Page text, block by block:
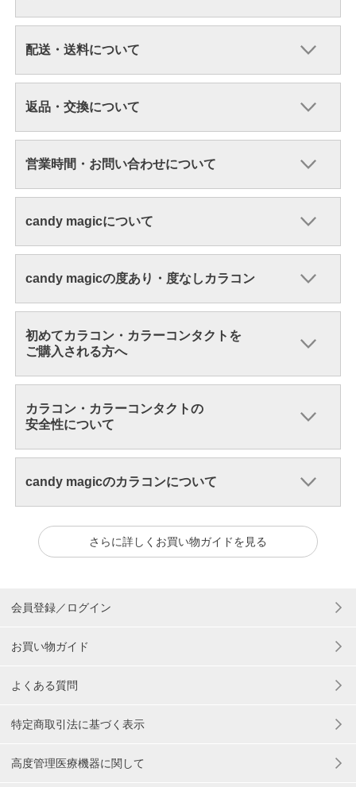
配送・送料について
返品・交換について
営業時間・お問い合わせについて
candy magicについて
candy magicの度あり・度なしカラコン
初めてカラコン・カラーコンタクトを
ご購入される方へ
カラコン・カラーコンタクトの
安全性について
candy magicのカラコンについて
さらに詳しくお買い物ガイドを見る
会員登録／ログイン
お買い物ガイド
よくある質問
特定商取引法に基づく表示
高度管理医療機器に関して